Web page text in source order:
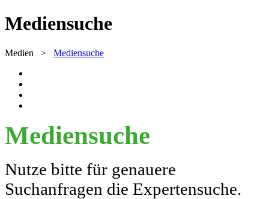
Mediensuche
Medien > Mediensuche
Mediensuche
Nutze bitte für genauere
Suchanfragen die Expertensuche.